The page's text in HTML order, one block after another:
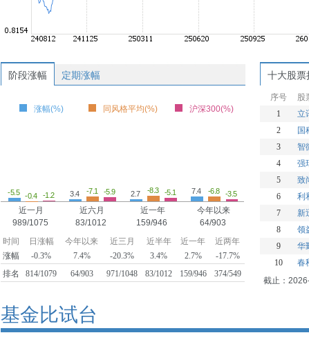
阶段涨幅 定期涨幅
涨幅(%) 同风格平均(%) 沪深300(%)
-5.5 -0.4 -1.2
近一月
989/1075
3.4 -7.1 -5.9
近六月
83/1012
2.7 -8.3 -5.1
近一年
159/946
7.4 -6.8 -3.5
今年以来
64/903
时间
日涨幅 今年以来 近三月 近半年 近一年
近两年
涨幅
-0.3% 7.4% -20.3% 3.4% 2.7%
-17.7%
排名
814/1079 64/903 971/1048 83/1012 159/946 374/549
十大股票
序号 股
1
立
2
国
3
智
4
强
5
致
6
利
7
新
8
领
9
华
10
春
截止：
基金比试台